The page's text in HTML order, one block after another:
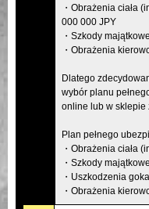
・Obrażenia ciała
000 000 JPY
・Szkody
・Obrażenia
Dlatego
wybór planu
online lub w sklepie
Plan pełnego
・Obrażenia ciała
・Szkody
・Uszkodzenia
・Obrażenia